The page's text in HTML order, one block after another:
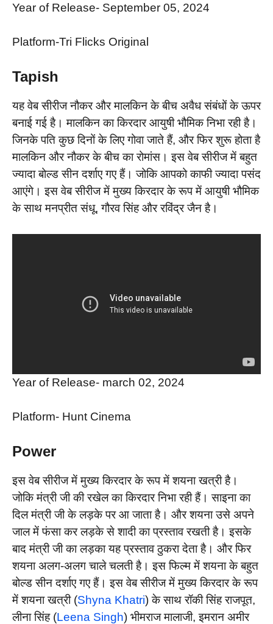
Year of Release- September 05, 2024
Platform-Tri Flicks Original
Tapish
यह वेब सीरीज नौकर और मालकिन के बीच अवैध संबंधों के ऊपर
बनाई गई है। मालकिन का किरदार आयुषी भौमिक निभा रही है।
जिनके पति कुछ दिनों के लिए गोवा जाते हैं, और फिर शुरू होता है
मालकिन और नौकर के बीच का रोमांस। इस वेब सीरीज में बहुत
ज्यादा बोल्ड सीन दर्शाए गए हैं। जोकि आपको काफी ज्यादा पसंद
आएंगे। इस वेब सीरीज में मुख्य किरदार के रूप में आयुषी भौमिक
के साथ मनप्रीत संधू, गौरव सिंह और रविंद्र जैन है।
Year of Release- march 02, 2024
Platform- Hunt Cinema
Power
इस वेब सीरीज में मुख्य किरदार के रूप में शयना खत्री है।
जोकि मंत्री जी की रखेल का किरदार निभा रही हैं। साइना का
दिल मंत्री जी के लड़के पर आ जाता है। और शयना उसे अपने
जाल में फंसा कर लड़के से शादी का प्रस्ताव रखती है। इसके
बाद मंत्री जी का लड़का यह प्रस्ताव ठुकरा देता है। और फिर
शयना अलग-अलग चाले चलती है। इस फिल्म में शयना के बहुत
बोल्ड सीन दर्शाए गए हैं। इस वेब सीरीज में मुख्य किरदार के रूप
में शयना खत्री (Shyna Khatri) के साथ रॉकी सिंह राजपूत,
लीना सिंह (Leena Singh) भीमराज मालाजी, इमरान अमीर